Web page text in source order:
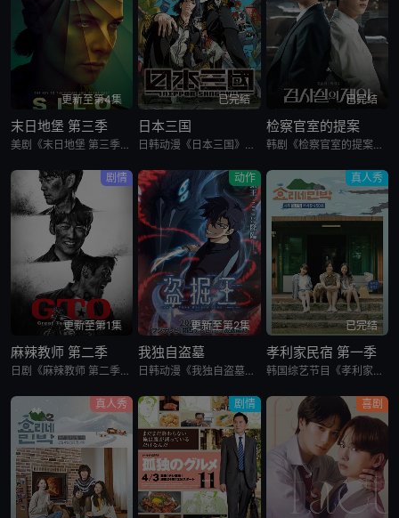
更新至第4集
末日地堡 第三季
美剧《末日地堡 第三季》又名：羊毛战记,羊毛记,Silo Season 3，讲述了：当下，Juliette Nichols在被迫接受“净化”后幸存下来，但记忆却已丧失，而地堡正从叛乱中恢复，并面临着新
已完结
日本三国
日韩动漫《日本三国》又名：日本三國，讲述了：令和末期，日本因全球核战影响走向衰败，大量难民涌入，更严重的病毒、大地震、苛政与饥荒接连发生，引发民众暴动，国家体制崩溃，人口锐减至原来的十分之一以下，文明
已完结
检察官室的提案
韩剧《检察官室的提案》又名：检察官办公室的提议,检察官的提案(台),The Prosecutors Proposal,검사실의 제안，讲述了：改编自同名小说。一个是凶手的儿子，一个是受害者的儿子——一
剧情
更新至第1集
麻辣教师 第二季
日剧《麻辣教师 第二季》又名：GTO 2,GTO 続編，讲述了：故事背景设定在由大型企业出资设立的私立诚进学园。在这个推崇数字化管理、师生评价透明化的“令和教育现场”，52岁的鬼塚英吉将出任班主任。面
动作
更新至第2集
我独自盗墓
日韩动漫《我独自盗墓》又名：盗墓王,盗掘王,Tomb Raider King,トウクツオウ,도굴왕，讲述了：2025年，世界各处惊现古墓，获得墓中“宝物”之人便能获得先人的异能，全世界为获得宝物而疯狂
真人秀
已完结
孝利家民宿 第一季
韩国综艺节目《孝利家民宿 第一季》又名：孝利家的民宿,Hyori&#39;s Homestay,효리네민박，讲述了：《孝利家民宿》为韩国JTBC的综艺节目，由李孝利主持，节目背景为李孝利与丈夫李尚顺音
真人秀 剧情 喜剧